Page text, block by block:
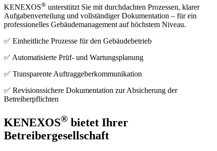
KENEXOS® unterstützt Sie mit durchdachten Prozessen, klarer
Aufgabenverteilung und vollständiger Dokumentation – für ein
professionelles Gebäudemanagement auf höchstem Niveau.
✅ Einheitliche Prozesse für den Gebäudebetrieb
✅ Automatisierte Prüf- und Wartungsplanung
✅ Transparente Auftraggeberkommunikation
✅ Revisionssichere Dokumentation zur Absicherung der
Betreiberpflichten
KENEXOS® bietet Ihrer
Betreibergesellschaft